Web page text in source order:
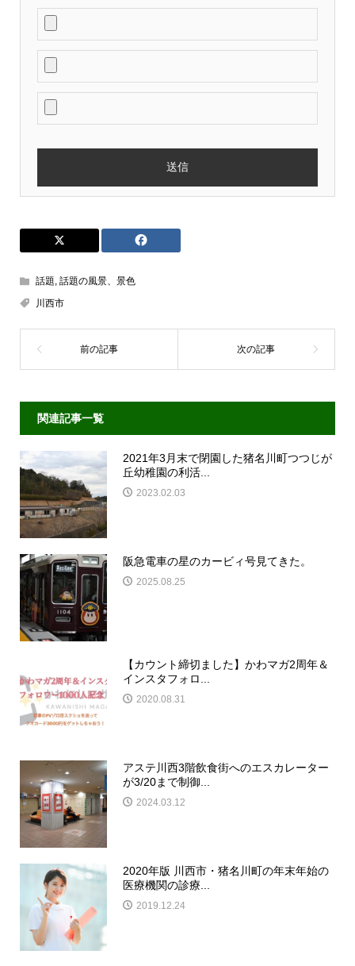
話題 話題の風景、景色
川西市
関連記事一覧
2021年3月末で閉園した猪名川町つつじが
丘幼稚園の利活...
2023.02.03
阪急電車の星のカービィ号見てきた。
2025.08.25
【カウント締切ました】かわマガ2周年＆
インスタフォロ...
2020.08.31
アステ川西3階飲食街へのエスカレーター
が3/20まで制御...
2024.03.12
2020年版 川西市・猪名川町の年末年始の
医療機関の診療...
2019.12.24